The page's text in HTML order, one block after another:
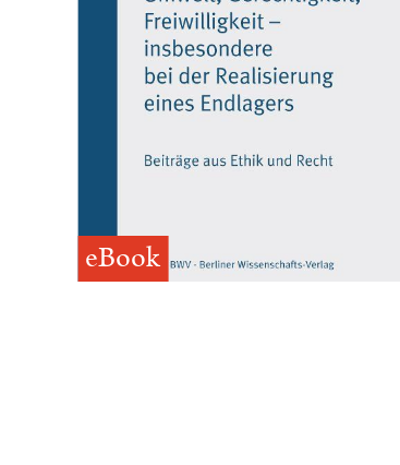
eBook